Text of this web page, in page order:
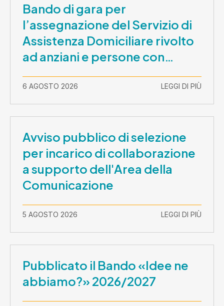
Bando di gara per
l’assegnazione del Servizio di
Assistenza Domiciliare rivolto
ad anziani e persone con
2026-30 settembre 2029
6 AGOSTO 2026 LEGGI DI PIÙ
Avviso pubblico di selezione
per incarico di collaborazione
a supporto dell'Area della
Comunicazione
5 AGOSTO 2026 LEGGI DI PIÙ
Pubblicato il Bando «Idee ne
abbiamo?» 2026/2027